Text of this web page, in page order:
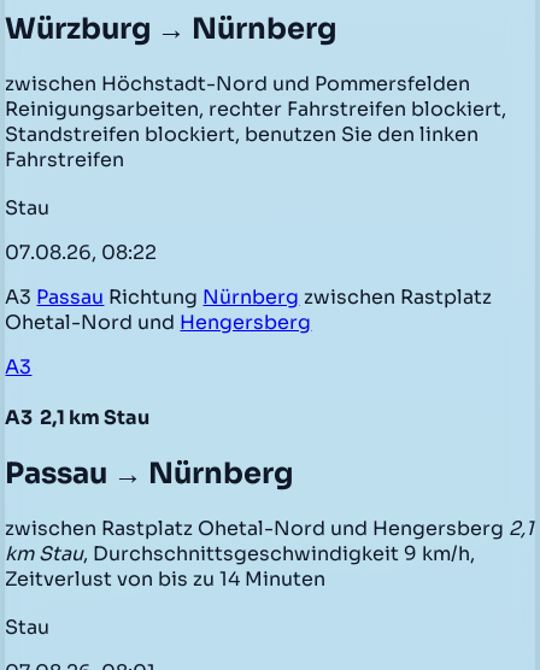
Würzburg → Nürnberg
zwischen Höchstadt-Nord und Pommersfelden
Reinigungsarbeiten, rechter Fahrstreifen blockiert,
Standstreifen blockiert, benutzen Sie den linken
Fahrstreifen
Stau
07.08.26, 08:22
A3 Passau Richtung Nürnberg zwischen Rastplatz
Ohetal-Nord und Hengersberg
A3
A3 2,1 km Stau
Passau → Nürnberg
zwischen Rastplatz Ohetal-Nord und Hengersberg 2,1
km Stau, Durchschnittsgeschwindigkeit 9 km/h,
Zeitverlust von bis zu 14 Minuten
Stau